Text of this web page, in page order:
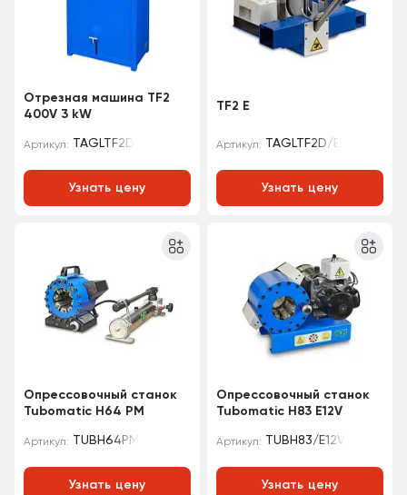
Отрезная машина TF2
400V 3 kW
Артикул: TAGLTF2D
Узнать цену
TF2 E
Артикул: TAGLTF2D/E
Узнать цену
Опрессовочный станок
Tubomatic H64 PM
Артикул: TUBH64PM
Узнать цену
Опрессовочный станок
Tubomatic H83 E12V
Артикул: TUBH83/E12V
Узнать цену